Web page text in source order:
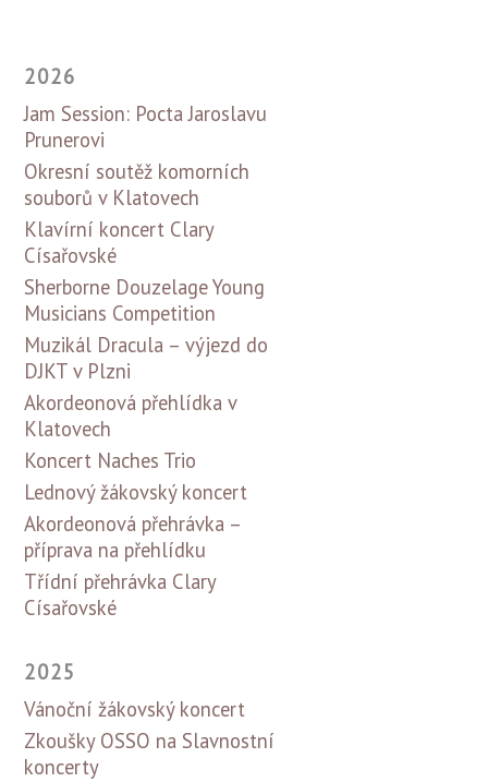
2026
Jam Session: Pocta Jaroslavu
Prunerovi
Okresní soutěž komorních
souborů v Klatovech
Klavírní koncert Clary
Císařovské
Sherborne Douzelage Young
Musicians Competition
Muzikál Dracula – výjezd do
DJKT v Plzni
Akordeonová přehlídka v
Klatovech
Koncert Naches Trio
Lednový žákovský koncert
Akordeonová přehrávka –
příprava na přehlídku
Třídní přehrávka Clary
Císařovské
2025
Vánoční žákovský koncert
Zkoušky OSSO na Slavnostní
koncerty